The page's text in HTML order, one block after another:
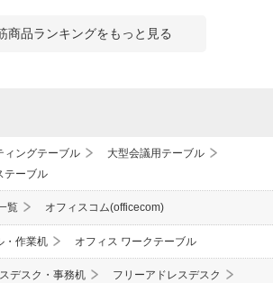
商品ランキングをもっと見る
ィングテーブル
大型会議用テーブル
テーブル
覧 オフィスコム(officecom)
・作業机 オフィス ワークテーブル
デスク・事務机
フリーアドレスデスク